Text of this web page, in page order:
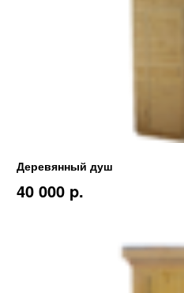
Деревянный душ
40 000 p.